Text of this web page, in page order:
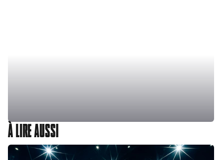
À LIRE AUSSI